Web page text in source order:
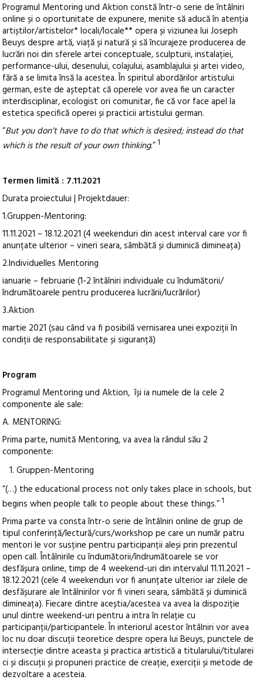
Programul Mentoring und Aktion constă într-o serie de întâlniri
online și o oportunitate de expunere, menite să aducă în atenția
artiștilor/artistelor* locali/locale** opera și viziunea lui Joseph
Beuys despre artă, viață și natură și să încurajeze producerea de
lucrări noi din sferele artei conceptuale, sculpturii, instalației,
performance-ului, desenului, colajului, asamblajului și artei video,
fără a se limita însă la acestea. În spiritul abordărilor artistului
german, este de așteptat că operele vor avea fie un caracter
interdisciplinar, ecologist ori comunitar, fie că vor face apel la
estetica specifică operei și practicii artistului german.
“But you don’t have to do that which is desired; instead do that
which is the result of your own thinking.” 1
Termen limită : 7.11.2021
Durata proiectului | Projektdauer:
1.Gruppen-Mentoring:
11.11.2021 – 18.12.2021 (4 weekenduri din acest interval care vor fi
anunțate ulterior – vineri seara, sâmbătă și duminică dimineața)
2.Individuelles Mentoring
ianuarie – februarie (1-2 întâlniri individuale cu îndumătorii/
îndrumătoarele pentru producerea lucrării/lucrărilor)
3.Aktion
martie 2021 (sau când va fi posibilă vernisarea unei expoziții în
condiții de responsabilitate și siguranță)
Program
Programul Mentoring und Aktion, își ia numele de la cele 2
componente ale sale:
A. MENTORING:
Prima parte, numită Mentoring, va avea la rândul său 2
componente:
Gruppen-Mentoring
“(…) the educational process not only takes place in schools, but
begins when people talk to people about these things.” 1
Prima parte va consta într-o serie de întâlniri online de grup de
tipul conferință/lectură/curs/workshop pe care un număr patru
mentori le vor susține pentru participanții aleși prin prezentul
open call. Întâlnirile cu îndumătorii/îndrumătoarele se vor
desfășura online, timp de 4 weekend-uri din intervalul 11.11.2021 –
18.12.2021 (cele 4 weekenduri vor fi anunțate ulterior iar zilele de
desfășurare ale întâlnirilor vor fi vineri seara, sâmbătă și duminică
dimineața). Fiecare dintre aceștia/acestea va avea la dispoziție
unul dintre weekend-uri pentru a intra în relație cu
participanții/participantele. În interiorul acestor întâlniri vor avea
loc nu doar discuții teoretice despre opera lui Beuys, punctele de
intersecție dintre aceasta și practica artistică a titularului/titularei
ci și discuții și propuneri practice de creație, exerciții și metode de
dezvoltare a acesteia.